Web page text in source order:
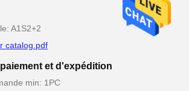
A1S2+2
catalog.pdf
et d'expédition
min: 1PC